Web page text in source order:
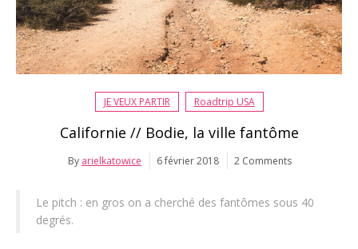
JE VEUX PARTIR Roadtrip USA
Californie // Bodie, la ville fantôme
By arielkatowice 6 février 2018 2 Comments
Le pitch : en gros on a cherché des fantômes sous 40
degrés.